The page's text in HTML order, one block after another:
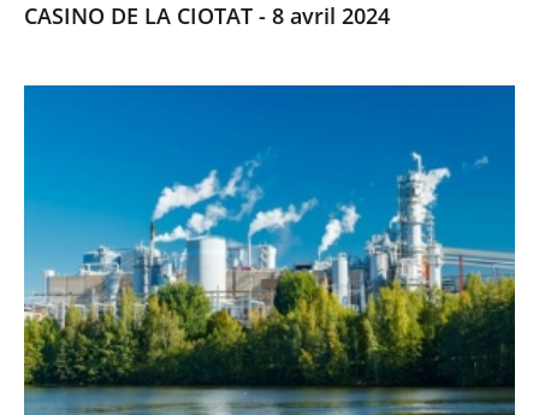
CASINO DE LA CIOTAT - 8 avril 2024
MARSEILLE
16
décembre
2024